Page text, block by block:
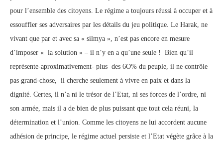
pour l’ensemble des citoyens. Le régime a toujours réussi à occuper et à
essouffler ses adversaires par les détails du jeu politique. Le Harak, ne
vivant que par et avec sa « silmya », n’est pas encore en mesure
d’imposer « la solution » – il n’y en a qu’une seule ! Bien qu’il
représente-aproximativement- plus des 6O% du peuple, il ne contrôle
pas grand-chose, il cherche seulement à vivre en paix et dans la
dignité. Certes, il n’a ni le trésor de l’Etat, ni ses forces de l’ordre, ni
son armée, mais il a de bien de plus puissant que tout cela réuni, la
détermination et l’union. Comme les citoyens ne lui accordent aucune
adhésion de principe, le régime actuel persiste et l’Etat végète grâce à la